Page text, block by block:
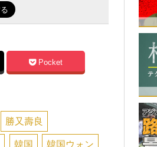
Pocket
勝又壽良
韓国 韓国ウォン